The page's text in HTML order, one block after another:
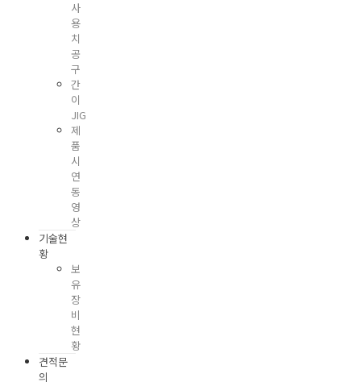
사
용
치
공
구
간
이
JIG
제
품
시
연
동
영
상
기술현
황
보
유
장
비
현
황
견적문
의